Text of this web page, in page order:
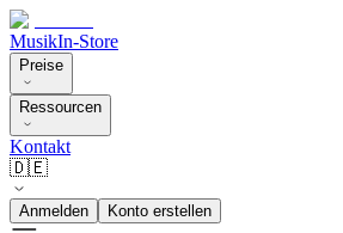
MusikIn-Store
Preise
Ressourcen
Kontakt
🇩🇪
Anmelden Konto erstellen